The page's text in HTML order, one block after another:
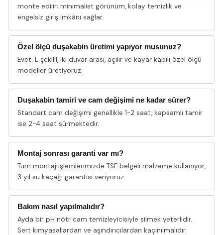
monte edilir; minimalist görünüm, kolay temizlik ve
engelsiz giriş imkânı sağlar.
Özel ölçü duşakabin üretimi yapıyor musunuz?
Evet. L şekilli, iki duvar arası, açılır ve kayar kapılı özel ölçü
modeller üretiyoruz.
Duşakabin tamiri ve cam değişimi ne kadar sürer?
Standart cam değişimi genellikle 1-2 saat, kapsamlı tamir
ise 2-4 saat sürmektedir.
Montaj sonrası garanti var mı?
Tüm montaj işlemlerimizde TSE belgeli malzeme kullanıyor,
3 yıl su kaçağı garantisi veriyoruz.
Bakım nasıl yapılmalıdır?
Ayda bir pH nötr cam temizleyicisiyle silmek yeterlidir.
Sert kimyasallardan ve aşındırıcılardan kaçınılmalıdır.